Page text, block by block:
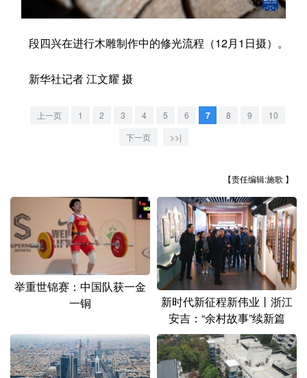
彩票 娱乐
公益 一带一路 亚太网 上市公司
地方频道
天津 河北 山西
辽宁 吉林 上海 江苏
浙江 安徽 福建 江西
湖北 湖南
广东 广西 海南 重庆
四川 贵州 云南 西藏
段四兴在进行木雕制作中的修光流程（12月1日摄）。
新华社记者 江文耀 摄
上一页 1 2 3 4 5 6 7 8 9
10
下一页
>>|
【责任编辑:施歌 】
举重世锦赛：中国队获一金
一铜
新时代新征程新伟业丨浙江
安吉：“余村故事”续新篇